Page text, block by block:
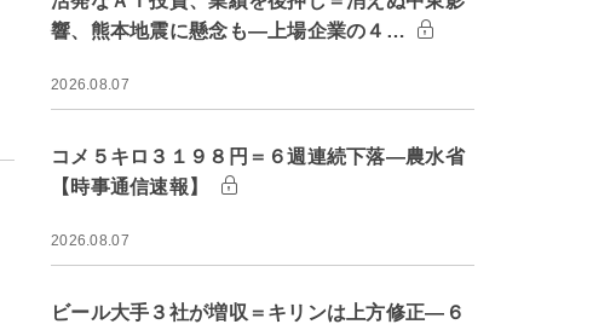
響、熊本地震に懸念も―上場企業の４…
2026.08.07
コメ５キロ３１９８円＝６週連続下落―農水省
【時事通信速報】
2026.08.07
ビール大手３社が増収＝キリンは上方修正―６